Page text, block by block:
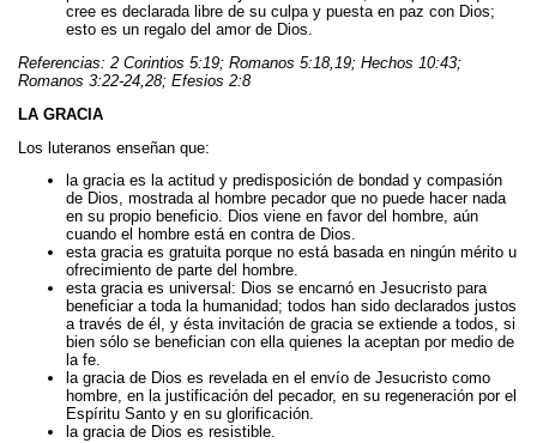
cree es declarada libre de su culpa y puesta en paz con Dios;
esto es un regalo del amor de Dios.
Referencias: 2 Corintios 5:19; Romanos 5:18,19; Hechos 10:43;
Romanos 3:22-24,28; Efesios 2:8
LA GRACIA
Los luteranos enseñan que:
la gracia es la actitud y predisposición de bondad y compasión
de Dios, mostrada al hombre pecador que no puede hacer nada
en su propio beneficio. Dios viene en favor del hombre, aún
cuando el hombre está en contra de Dios.
esta gracia es gratuita porque no está basada en ningún mérito u
ofrecimiento de parte del hombre.
esta gracia es universal: Dios se encarnó en Jesucristo para
beneficiar a toda la humanidad; todos han sido declarados justos
a través de él, y ésta invitación de gracia se extiende a todos, si
bien sólo se benefician con ella quienes la aceptan por medio de
la fe.
la gracia de Dios es revelada en el envío de Jesucristo como
hombre, en la justificación del pecador, en su regeneración por el
Espíritu Santo y en su glorificación.
la gracia de Dios es resistible.